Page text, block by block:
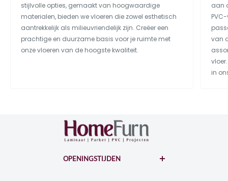
stijlvolle opties, gemaakt van hoogwaardige
materialen, bieden we vloeren die zowel esthetisch
aantrekkelijk als milieuvriendelijk zijn. Creëer een
prachtige en duurzame basis voor je ruimte met
onze vloeren van de hoogste kwaliteit.
aan
van
in
OPENINGSTIJDEN